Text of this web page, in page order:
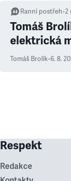
Ranní postřeh•2
Tomáš
elektrická
Tomáš Brolík•6. 8.
Respekt
Redakce